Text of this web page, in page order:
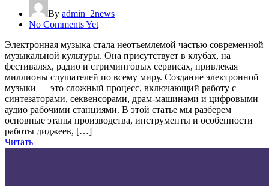
By admin_2news
No Comments Yet
Электронная музыка стала неотъемлемой частью современной
музыкальной культуры. Она присутствует в клубах, на
фестивалях, радио и стриминговых сервисах, привлекая
миллионы слушателей по всему миру. Создание электронной
музыки — это сложный процесс, включающий работу с
синтезаторами, секвенсорами, драм-машинами и цифровыми
аудио рабочими станциями. В этой статье мы разберем
основные этапы производства, инструменты и особенности
работы диджеев, […]
Читать